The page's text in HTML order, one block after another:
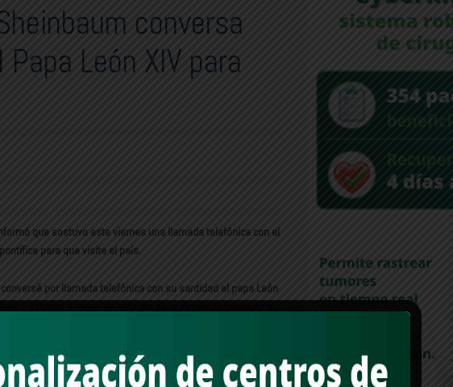
conversa
León XIV para
que sostuvo este viernes una llamada telefónica con el
para que visite el país.
por llamada telefónica con su santidad el papa León
y saludos a todos en este día de la Virgen de Guadalupe.
cada persona y de la laicidad del Estado, la Virgen de
mexicanos”, compartió a través de sus redes sociales.